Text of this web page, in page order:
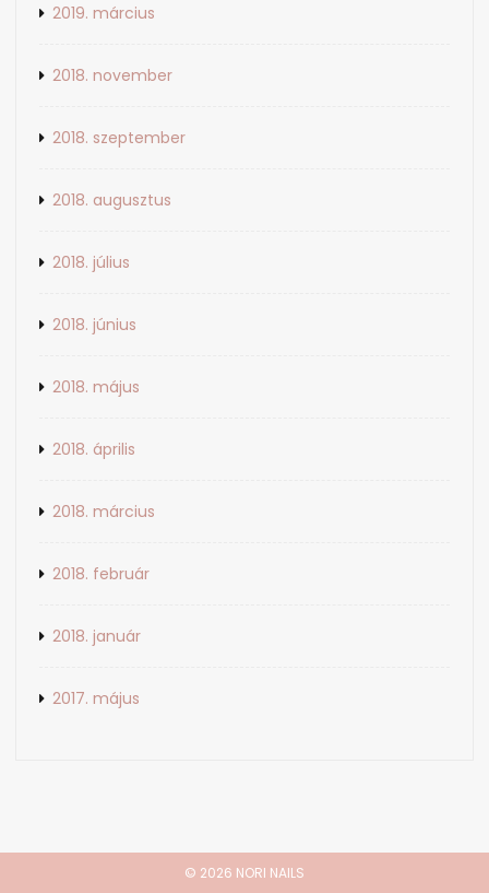
2019. március
2018. november
2018. szeptember
2018. augusztus
2018. július
2018. június
2018. május
2018. április
2018. március
2018. február
2018. január
2017. május
© 2026 NORI NAILS